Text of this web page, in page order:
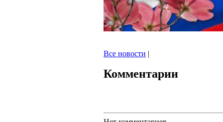
Все новости |
Комментарии